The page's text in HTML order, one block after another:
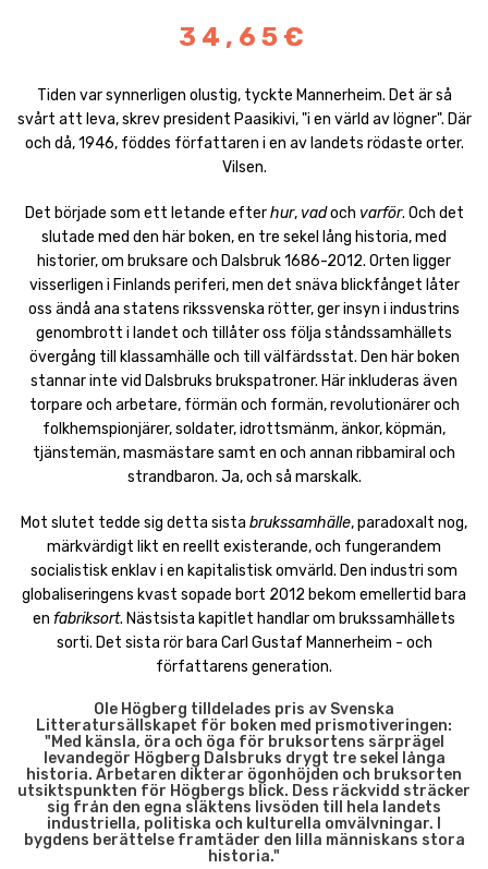
34,65€
Tiden var synnerligen olustig, tyckte Mannerheim. Det är så
svårt att leva, skrev president Paasikivi, "i en värld av lögner". Där
och då, 1946, föddes författaren i en av landets rödaste orter.
Vilsen.
Det började som ett letande efterhur, vadoch varför. Och det
slutade med den här boken, en tre sekel lång historia, med
historier, om bruksare och Dalsbruk 1686-2012. Orten ligger
visserligen i Finlands periferi, men det snäva blickfånget låter
oss ändå ana statens rikssvenska rötter, ger insyn i industrins
genombrott i landet och tillåter oss följa ståndssamhällets
övergång till klassamhälle och till välfärdsstat. Den här boken
stannar inte vid Dalsbruks brukspatroner. Här inkluderas även
torpare och arbetare, förmän och formän, revolutionärer och
folkhemspionjärer, soldater, idrottsmänm, änkor, köpmän,
tjänstemän, masmästare samt en och annan ribbamiral och
strandbaron. Ja, och så marskalk.
Mot slutet tedde sig detta sista brukssamhälle, paradoxalt nog,
märkvärdigt likt en reellt existerande, och fungerandem
socialistisk enklav i en kapitalistisk omvärld. Den industri som
globaliseringens kvast sopade bort 2012 bekom emellertid bara
en fabriksort. Nästsista kapitlet handlar om brukssamhällets
sorti. Det sista rör bara Carl Gustaf Mannerheim - och
författarens generation.
Ole Högberg tilldelades pris av Svenska
Litteratursällskapet för boken med prismotiveringen:
"Med känsla, öra och öga för bruksortens särprägel
levandegör Högberg Dalsbruks drygt tre sekel långa
historia. Arbetaren dikterar ögonhöjden och bruksorten
utsiktspunkten för Högbergs blick. Dess räckvidd sträcker
sig från den egna släktens livsöden till hela landets
industriella, politiska och kulturella omvälvningar. I
bygdens berättelse framtäder den lilla människans stora
historia."